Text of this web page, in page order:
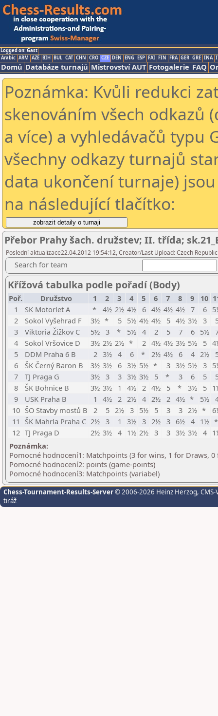
Logged on: Gast
Arabic ARM AZE BIH BUL CAT CHN CRO CZE DEN ENG ESP FAI FIN FRA GER GRE INA
Domů Databáze turnajů Mistrovství AUT Fotogalerie FAQ
Poznámka: Kvůli redukci
skenováním všech odkazů
a více) a vyhledávačů typu
všechny odkazy turnajů
data ukončení turnaje)
na následující tlačítko:
Přebor Prahy šach. družstev; II. třída;
Poslední aktualizace22.04.2012 19:54:12, Creator/Last Upload: Czech
Search for team
Křížová tabulka podle pořadí (Body)
Poř. Družstvo 1 2 3 4 5 6 7 8 9 10
1
SK Motorlet A * 4½ 2½ 4½ 6 4½ 4½ 4½ 7 6
2
Sokol Vyšehrad F 3½ * 5 5½ 4½ 4½ 5 4½ 3½ 3
3
Viktoria Žižkov C 5½ 3 * 5½ 4 2 5 7 6 5½
4
Sokol Vršovice D 3½ 2½ 2½ * 2 4½ 4½ 3½ 5½ 5
5
DDM Praha 6 B 2 3½ 4 6 * 2½ 4½ 6 4 2½
6
ŠK Černý Baron B 3½ 3½ 6 3½ 5½ * 3 3½ 5½ 3
7
TJ Praga G 3½ 3 3 3½ 3½ 5 * 3 6 5
8
ŠK Bohnice B 3½ 3½ 1 4½ 2 4½ 5 * 3½ 5
9
USK Praha B 1 4½ 2 2½ 4 2½ 2 4½ * 5½
10 ŠO Stavby mostů B 2 5 2½ 3 5½ 5 3 3 2½ *
11
ŠK Mahrla Praha C 2½ 3 1 3½ 3 2½ 3 6½ 4 1½
12 TJ Praga D 2½ 3½ 4 1½ 2½ 3 3 3½ 3½ 4
Poznámka:
Pomocné hodnocení1: Matchpoints (3 for wins, 1 for Draws, 0
Pomocné hodnocení2: points (game-points)
Pomocné hodnocení3: Matchpoints (variabel)
Chess-Tournament-Results-Server© 2006-2026 Heinz Herzog,
tiráž